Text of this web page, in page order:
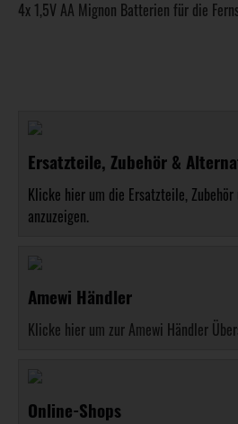
4x 1,5V AA Mignon Batterien für die
Ersatzteile, Zubehör &
Klicke hier um die Ersatzteile,
anzuzeigen.
Amewi Händler
Klicke hier um zur Amewi Händler
Online-Shops